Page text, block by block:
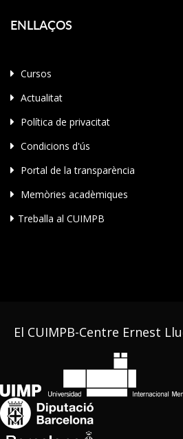
ENLLAÇOS
Cursos
Actualitat
Política de privacitat
Condicions d'ús
Portal de la transparència
Memòries acadèmiques
Treballa al CUIMPB
El CUIMPB-Centre Ernest